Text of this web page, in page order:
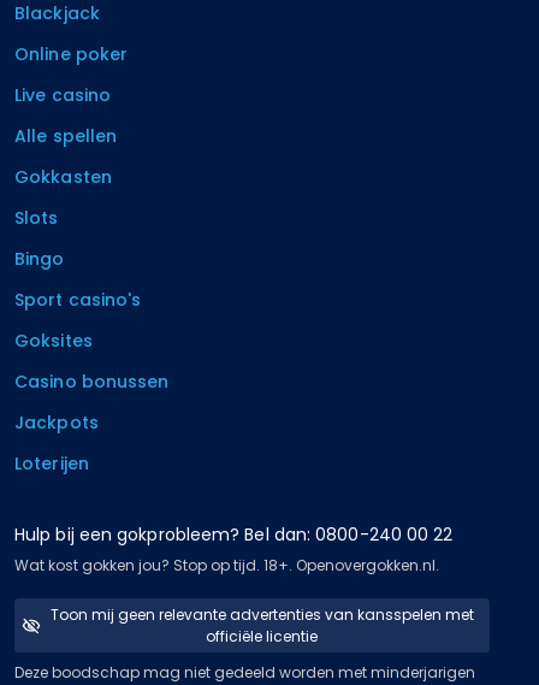
Blackjack
Online poker
Live casino
Alle spellen
Gokkasten
Slots
Bingo
Sport casino's
Goksites
Casino bonussen
Jackpots
Loterijen
Hulp bij een gokprobleem? Bel dan: 0800-240 00 22
Wat kost gokken jou? Stop op tijd. 18+. Openovergokken.nl.
Toon mij geen relevante advertenties van kansspelen met
officiële licentie
Deze boodschap mag niet gedeeld worden met minderjarigen